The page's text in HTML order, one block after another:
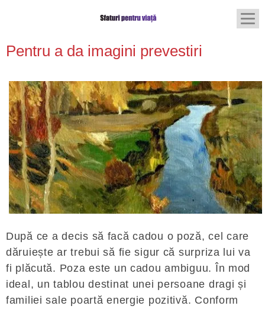
Pentru a da imagini prevestiri
După ce a decis să facă cadou o poză, cel care
dăruiește ar trebui să fie sigur că surpriza lui va
fi plăcută. Poza este un cadou ambiguu. În mod
ideal, un tablou destinat unei persoane dragi și
familiei sale poartă energie pozitivă. Conform